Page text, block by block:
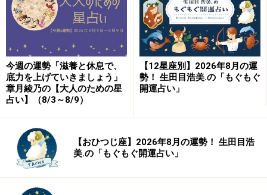
今週の運勢「滋養と休息で、
底力を上げていきましょう」
章月綾乃の【大人のための星
占い】（8/3～8/9）
【12星座別】2026年8月の運
勢！ 生田目浩美.の「もぐもぐ
開運占い」
【おひつじ座】2026年8月の運勢！ 生田目浩
美.の「もぐもぐ開運占い」